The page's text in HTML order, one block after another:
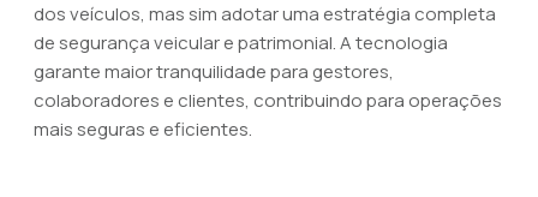
dos veículos, mas sim adotar uma estratégia completa
de segurança veicular e patrimonial. A tecnologia
garante maior tranquilidade para gestores,
colaboradores e clientes, contribuindo para operações
mais seguras e eficientes.